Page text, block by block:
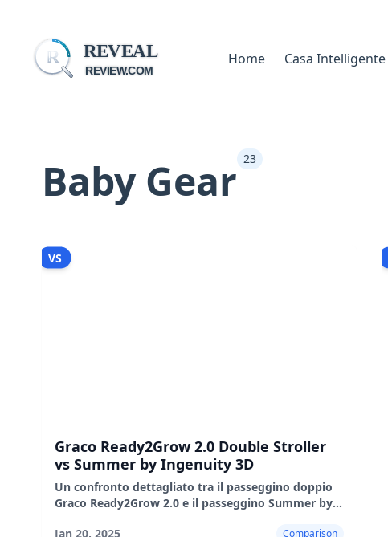
R REVEAL
REVIEW.COM
Home Casa Intelligente
Baby Gear 23
VS
Graco Ready2Grow 2.0 Double Stroller
vs Summer by Ingenuity 3D
Un confronto dettagliato tra il passeggino doppio
Graco Ready2Grow 2.0 e il passeggino Summer by
Jan 20, 2025 Comparison